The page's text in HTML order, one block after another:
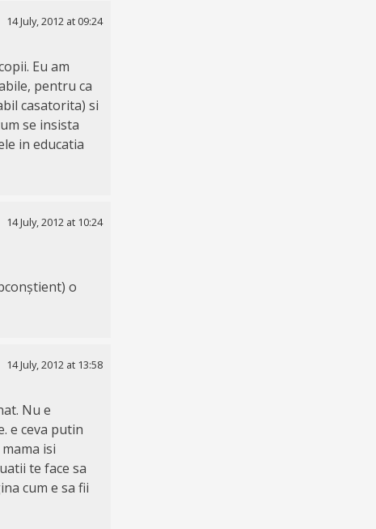
14 July, 2012 at 09:24
Eu am
pentru ca
casatorita) si
se insista
in educatia
14 July, 2012 at 10:24
o
14 July, 2012 at 13:58
Nu e
e ceva putin
isi
te face sa
cum e sa fii